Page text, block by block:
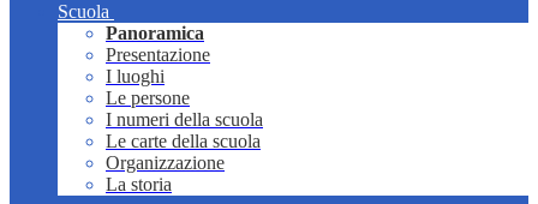
Scuola
Panoramica
Presentazione
I luoghi
Le persone
I numeri della scuola
Le carte della scuola
Organizzazione
La storia